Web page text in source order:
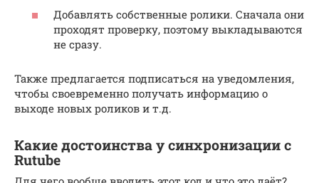
Добавлять собственные ролики. Сначала они
проходят проверку, поэтому выкладываются
не сразу.
Также предлагается подписаться на уведомления,
чтобы своевременно получать информацию о
выходе новых роликов и т.д.
Какие достоинства у синхронизации с
Rutube